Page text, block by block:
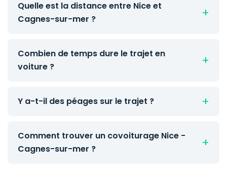
Quelle est la distance entre Nice et
Cagnes-sur-mer ?
Combien de temps dure le trajet en
voiture ?
Y a-t-il des péages sur le trajet ?
Comment trouver un covoiturage Nice -
Cagnes-sur-mer ?